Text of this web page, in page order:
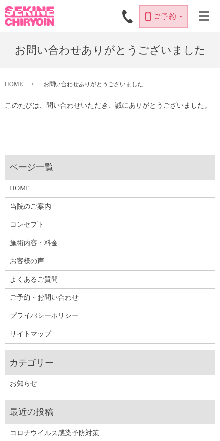
お問い合わせありがとうございました
HOME お問い合わせありがとうございました
このたびは、問い合わせいただき、誠にありがとうございました。
HOME
当院のご案内
コンセプト
施術内容・料金
お客様の声
よくあるご質問
ご予約・お問い合わせ
プライバシーポリシー
サイトマップ
お知らせ
コロナウイルス感染予防対策